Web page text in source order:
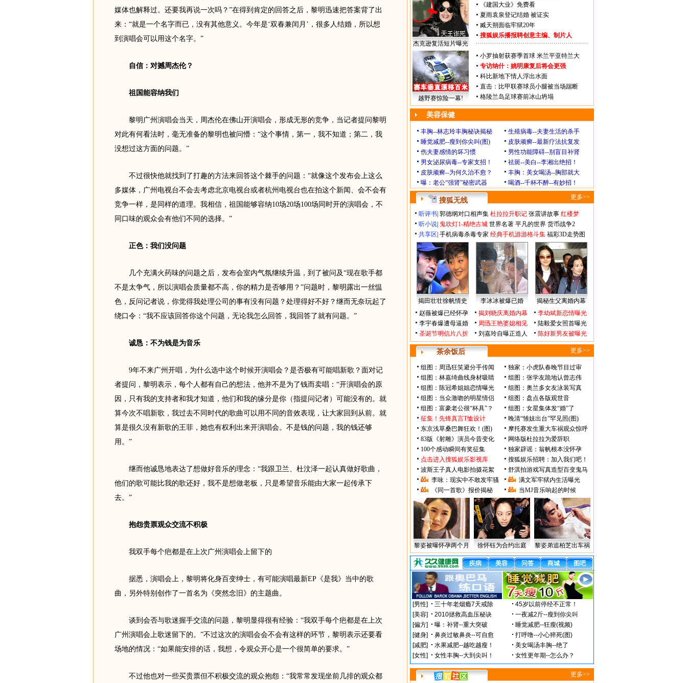
媒体也解释过。还要我再说一次吗？”在得到肯定的回答之后，黎明迅速把答案背了出
来：“就是一个名字而已，没有其他意义。今年是‘双春兼闰月’，很多人结婚，所以想
到演唱会可以用这个名字。”
自信：对撼周杰伦？
祖国能容纳我们
黎明广州演唱会当天，周杰伦在佛山开演唱会，形成无形的竞争，当记者提问黎明
对此有何看法时，毫无准备的黎明也被问懵：“这个事情，第一，我不知道；第二，我
没想过这方面的问题。”
不过很快他就找到了打趣的方法来回答这个棘手的问题：“就像这个发布会上这么
多媒体，广州电视台不会去考虑北京电视台或者杭州电视台也在拍这个新闻、会不会有
竞争一样，是同样的道理。我相信，祖国能够容纳10场20场100场同时开的演唱会，不
同口味的观众会有他们不同的选择。”
正色：我们没问题
几个充满火药味的问题之后，发布会室内气氛继续升温，到了被问及“现在歌手都
不是太争气，所以演唱会质量都不高，你的精力是否够用？”问题时，黎明露出一丝愠
色，反问记者说，你觉得我处理公司的事有没有问题？处理得好不好？继而无奈玩起了
绕口令：“我不应该回答你这个问题，无论我怎么回答，我回答了就有问题。”
诚恳：不为钱是为音乐
9年不来广州开唱，为什么选中这个时候开演唱会？是否极有可能唱新歌？面对记
者提问，黎明表示，每个人都有自己的想法，他并不是为了钱而卖唱：“开演唱会的原
因，只有我的支持者和我才知道，他们和我的缘分是你（指提问记者）可能没有的。就
算今次不唱新歌，我过去不同时代的歌曲可以用不同的音效表现，让大家回到从前。就
算是很久没有新歌的王菲，她也有权利出来开演唱会。不是钱的问题，我的钱还够
用。”
继而他诚恳地表达了想做好音乐的理念：“我跟卫兰、杜汶泽一起认真做好歌曲，
他们的歌可能比我的歌还好，我不是想做老板，只是希望音乐能由大家一起传承下
去。”
抱怨贵票观众交流不积极
我双手每个疤都是在上次广州演唱会上留下的
据悉，演唱会上，黎明将化身百变绅士，有可能演唱最新EP《是我》当中的歌
曲，另外特别创作了一首名为《突然念旧》的主题曲。
谈到会否与歌迷握手交流的问题，黎明显得很有经验：“我双手每个疤都是在上次
广州演唱会上歌迷留下的。”不过这次的演唱会会不会有这样的环节，黎明表示还要看
场地的情况：“如果能安排的话，我想，令观众开心是一个很简单的要求。”
不过他也对一些买贵票但不积极交流的观众抱怨：“我常常发现坐前几排的观众都
杰克逊复活短片曝光
《建国大业》免费看
夏雨袁泉登记结婚 被证实
臧天朔面临牢狱20年
搜狐娱乐播报聘创意主编、制片人
越野赛惊险一幕!
小罗抽射获赛季首球 米兰平亚特兰大
专访纳什：姚明康复后将会更强
科比新地下情人浮出水面
直击：比甲联赛球员小腿被当场踹断
格陵兰岛足球赛前冰山坍塌
美容保健
丰胸--林志玲丰胸秘诀揭秘
生殖病毒--夫妻生活的杀手
睡觉减肥--瘦到你尖叫(图)
皮肤顽癣--最新疗法抗复发
伤夫妻感情的坏习惯
男性功能障碍--别盲目补肾
男女泌尿病毒--专家支招！
祛斑--美白--李湘出绝招！
皮肤顽癣--为何久治不愈？
丰胸：美女喝汤--胸部就大
曝：老公“强肾”秘密武器
喝酒--千杯不醉--有妙招！
搜狐无线 更多>>
听评书 郭德纲对口相声集 杜拉拉升职记 张震讲故事 红楼梦
听小说 鬼吹灯1-精绝古城 世界名著 平凡的世界 货币战争2
共享区 手机病毒杀毒专家 经典手机游游格斗集 福彩3D走势图
揭田壮壮徐帆情史 李冰冰被爆已婚
揭秘生父离婚内幕
赵薇被爆已经怀孕
揭刘晓庆离婚内幕
李幼斌新恋情曝光
李宇春爆遭母逼婚
周迅王艳婆媳相见
陆毅爱女照首曝光
圣诞节明信片八折
刘嘉玲自曝正造人 陈好新男友被曝光
茶余饭后 更多>>
组图：周迅狂笑避分手传闻
独家：小虎队春晚节目过审
组图：林嘉绮曲线身材吸睛
组图：张学友跪地认曾志伟
组图：陈冠希姐姐恋情曝光
组图：奥兰多女友泳装写真
组图：当众激吻的明星情侣
组图：盘点各版观世音
组图：富豪老公很“杯具”？
组图：女星集体发“婚”了
征集！先锋真言T恤设计
晚清“雏妓出台”罕见照(图)
东京浅草桑巴舞狂欢！(图)
摩托赛发生重大车祸观众惊呼
83版《射雕》演员今昔变化
网络版杜拉拉为爱辞职
100个感动瞬间有奖征集
独家辟谣：翁帆根本没怀孕
点击进入搜狐娱乐影视库
搜狐娱乐招聘：加入我们吧！
波斯王子真人电影拍摄花絮
舒淇拍游戏写真造型百变鬼马
李咏：现实中不敢发牢骚
满文军牢狱内生活曝光
《同一首歌》报价揭秘
当MJ音乐响起的时候
黎姿被曝怀孕两个月 徐怀钰为合约出庭 黎姿弟追柏芝出车祸
更多>>